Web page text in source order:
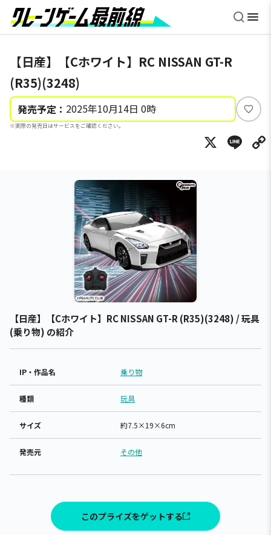
【日産】【Cホワイト】RC NISSAN GT-R
(R35)(3248)
発売予定： 2025年10月14日 0時
※実際の発売日はサービスをご確認ください。
い
ね
X
【日産】【Cホワイト】RC NISSAN GT-R (R35)(3248) / 玩具
(乗り物) の紹介
IP・作品名 乗り物
種類 玩具
サイズ 約7.5×19×6cm
発売元 その他
このプライズをゲットする